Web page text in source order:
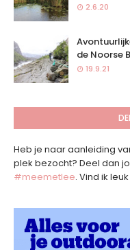
2.6.20
de Noorse
19.9.21
Heb je naar aanleiding
plek bezocht? Deel dan
#meemetlee. Vind ik